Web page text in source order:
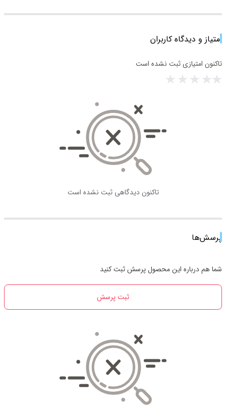
امتیاز و دیدگاه کاربران
تاکنون امتیازی ثبت نشده است
تاکنون دیدگاهی ثبت نشده است
پرسش‌ها
شما هم درباره این محصول پرسش ثبت کنید
ثبت پرسش